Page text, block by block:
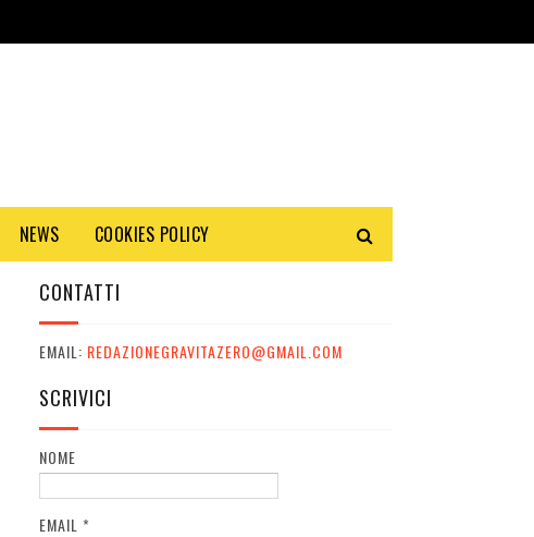
NEWS COOKIES POLICY
CONTATTI
EMAIL: REDAZIONEGRAVITAZERO@GMAIL.COM
SCRIVICI
NOME
EMAIL *